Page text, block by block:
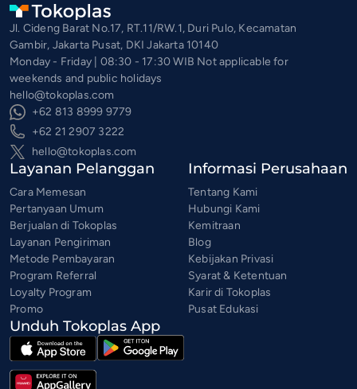
Jl. Cideng Barat No.17, RT.11/RW.1, Duri Pulo, Kecamatan
Gambir, Jakarta Pusat, DKI Jakarta 10140
Monday - Friday | 08:30 - 17:30 WIB Not applicable for
weekends and public holidays
hello@tokoplas.com
+62 813 8999 9779
+62 21 2907 3222
hello@tokoplas.com
Layanan Pelanggan
Cara Memesan
Pertanyaan Umum
Berjualan di Tokoplas
Layanan Pengiriman
Metode Pembayaran
Program Referral
Loyalty Program
Promo
Informasi Perusahaan
Tentang Kami
Hubungi Kami
Kemitraan
Blog
Kebijakan Privasi
Syarat & Ketentuan
Karir di Tokoplas
Pusat Edukasi
Unduh Tokoplas App